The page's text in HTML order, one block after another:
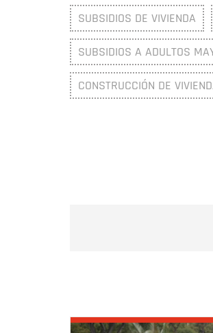
SUBSIDIOS DE VIVIENDA
SUBSIDIOS A ADULTOS
CONSTRUCCIÓN DE